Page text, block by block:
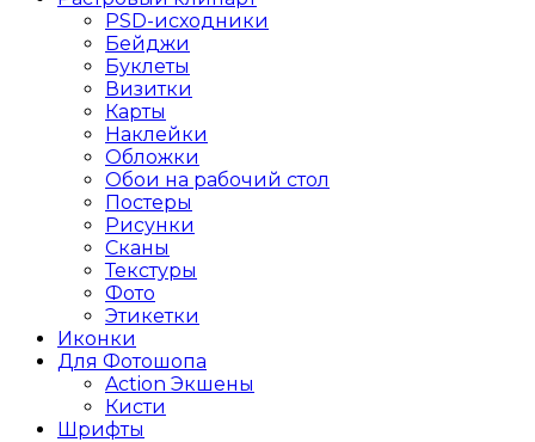
PSD-исходники
Бейджи
Буклеты
Визитки
Карты
Наклейки
Обложки
Обои на рабочий стол
Постеры
Рисунки
Сканы
Текстуры
Фото
Этикетки
Иконки
Для Фотошопа
Action Экшены
Кисти
Шрифты